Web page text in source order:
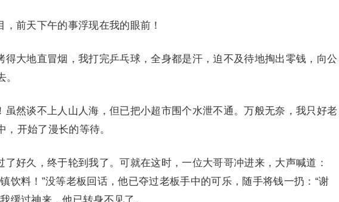
前天下午的事浮现在我的眼前！
大地直冒烟，我打完乒乓球，全身都是汗，迫不及待地掏出零钱，向公
。
然谈不上人山人海，但已把小超市围个水泄不通。万般无奈，我只好老
开始了漫长的等待。
久，终于轮到我了。可就在这时，一位大哥哥冲进来，大声喊道：
饮料！”没等老板回话，他已夺过老板手中的可乐，随手将钱一扔：“谢
缓过神来，他已转身不见了。